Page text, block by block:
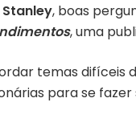
, boas
, uma
temas
para se